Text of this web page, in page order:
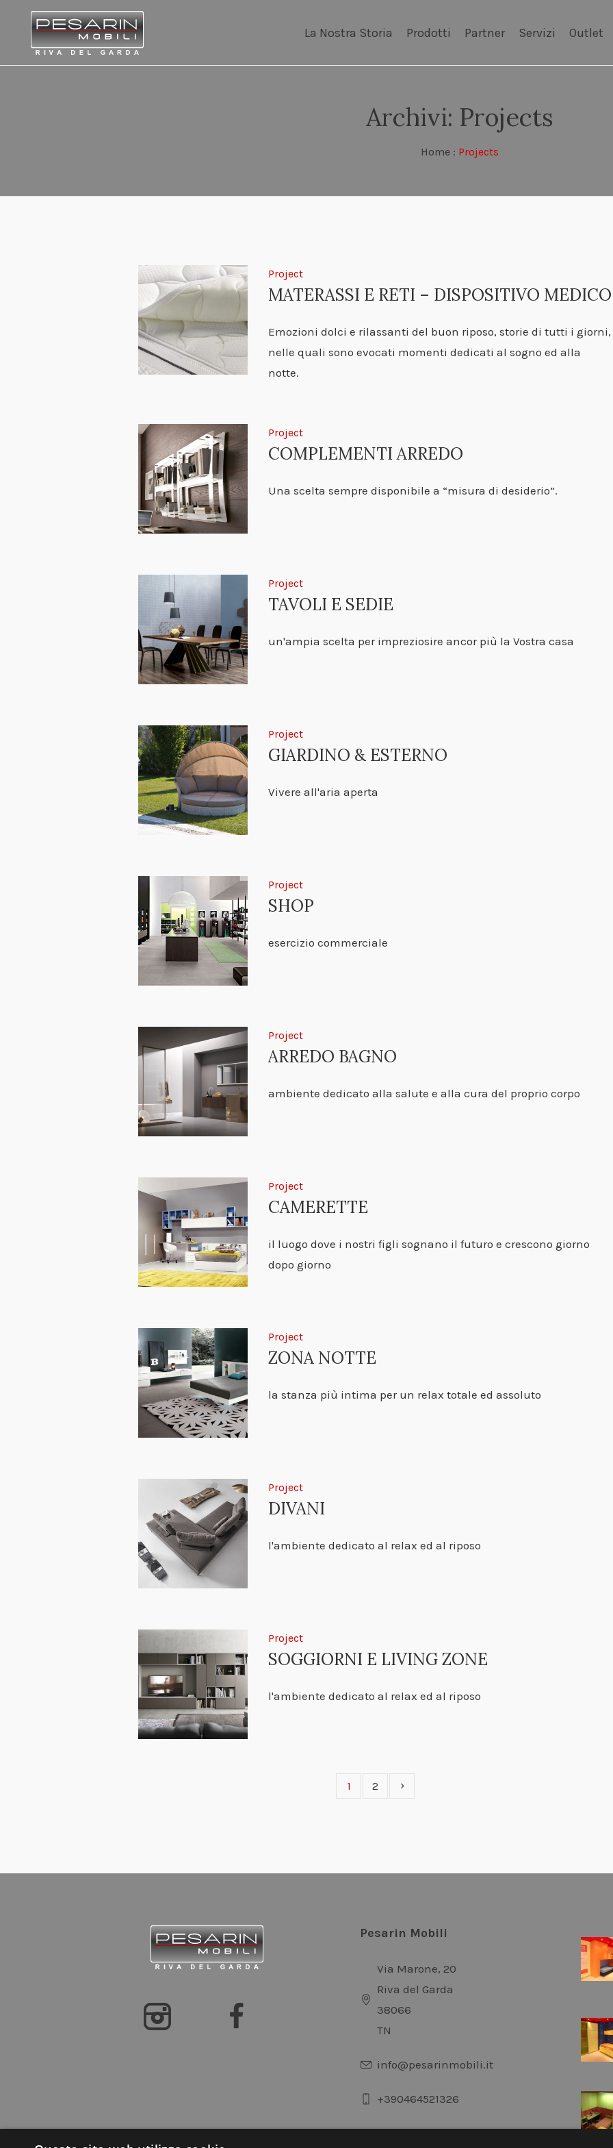
La Nostra Storia Prodotti Partner Servizi Outlet
Archivi: Projects
Home : Projects
Project
MATERASSI E RETI – DISPOSITIVO MEDICO
Emozioni dolci e rilassanti del buon riposo, storie di tutti i giorni,
nelle quali sono evocati momenti dedicati al sogno ed alla
notte.
Project
COMPLEMENTI ARREDO
Una scelta sempre disponibile a “misura di desiderio”.
Project
TAVOLI E SEDIE
un'ampia scelta per impreziosire ancor più la Vostra casa
Project
GIARDINO & ESTERNO
Vivere all'aria aperta
Project
SHOP
esercizio commerciale
Project
ARREDO BAGNO
ambiente dedicato alla salute e alla cura del proprio corpo
Project
CAMERETTE
il luogo dove i nostri figli sognano il futuro e crescono giorno
dopo giorno
Project
ZONA NOTTE
la stanza più intima per un relax totale ed assoluto
Project
DIVANI
l'ambiente dedicato al relax ed al riposo
Project
SOGGIORNI E LIVING ZONE
l'ambiente dedicato al relax ed al riposo
1 2
Pesarin Mobili
Via Marone, 20
Riva del Garda
38066
TN
info@pesarinmobili.it
+390464521326